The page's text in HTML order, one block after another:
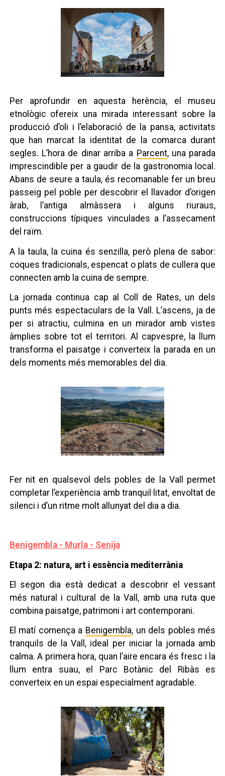
Per aprofundir en aquesta herència, el museu
etnològic ofereix una mirada interessant sobre la
producció d’oli i l’elaboració de la pansa, activitats
que han marcat la identitat de la comarca durant
segles. L’hora de dinar arriba a Parcent, una parada
imprescindible per a gaudir de la gastronomia local.
Abans de seure a taula, és recomanable fer un breu
passeig pel poble per descobrir el llavador d’origen
àrab, l’antiga almàssera i alguns riuraus,
construccions típiques vinculades a l’assecament
del raïm.
A la taula, la cuina és senzilla, però plena de sabor:
coques tradicionals, espencat o plats de cullera que
connecten amb la cuina de sempre.
La jornada continua cap al Coll de Rates, un dels
punts més espectaculars de la Vall. L’ascens, ja de
per si atractiu, culmina en un mirador amb vistes
àmplies sobre tot el territori. Al capvespre, la llum
transforma el paisatge i converteix la parada en un
dels moments més memorables del dia.
Fer nit en qualsevol dels pobles de la Vall permet
completar l’experiència amb tranquil·litat, envoltat de
silenci i d’un ritme molt allunyat del dia a dia.
Benigembla - Murla - Senija
Etapa 2: natura, art i essència mediterrània
El segon dia està dedicat a descobrir el vessant
més natural i cultural de la Vall, amb una ruta que
combina paisatge, patrimoni i art contemporani.
El matí comença a Benigembla, un dels pobles més
tranquils de la Vall, ideal per iniciar la jornada amb
calma. A primera hora, quan l’aire encara és fresc i la
llum entra suau, el Parc Botànic del Ribàs es
converteix en un espai especialment agradable.